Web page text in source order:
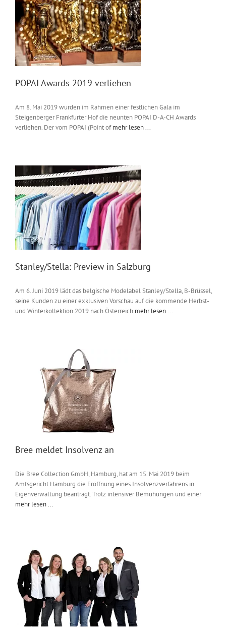
Kontakt
Messen & Events
Unternehmen
Wissen
Jobshop
Suche
nach:
POPAI Awards 2019 verliehen
Am 8. Mai 2019 wurden im Rahmen einer festlichen Gala im
Steigenberger Frankfurter Hof die neunten POPAI D-A-CH Awards
verliehen. Der vom POPAI (Point ofmehr lesen ...
Stanley/Stella: Preview in Salzburg
Am 6. Juni 2019 lädt das belgische Modelabel Stanley/Stella, B-Brüssel,
seine Kunden zu einer exklusiven Vorschau auf die kommende Herbst-
und Winterkollektion 2019 nach Österreich mehr lesen ...
Bree meldet Insolvenz an
Die Bree Collection GmbH, Hamburg, hat am 15. Mai 2019 beim
Amtsgericht Hamburg die Eröffnung eines Insolvenzverfahrens in
Eigenverwaltung beantragt. Trotz intensiver Bemühungen und einer
mehr lesen ...